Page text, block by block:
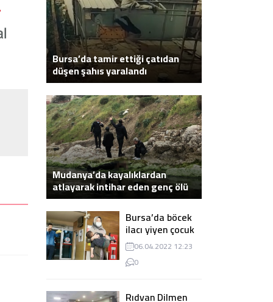
Bursa’da tamir ettiği çatıdan
düşen şahıs yaralandı
Mudanya’da kayalıklardan
atlayarak intihar eden genç ölü
bulundu
Bursa’da böcek
ilacı yiyen çocuk
zehirlendi
06.04.2022 12:23
0
Rıdvan Dilmen